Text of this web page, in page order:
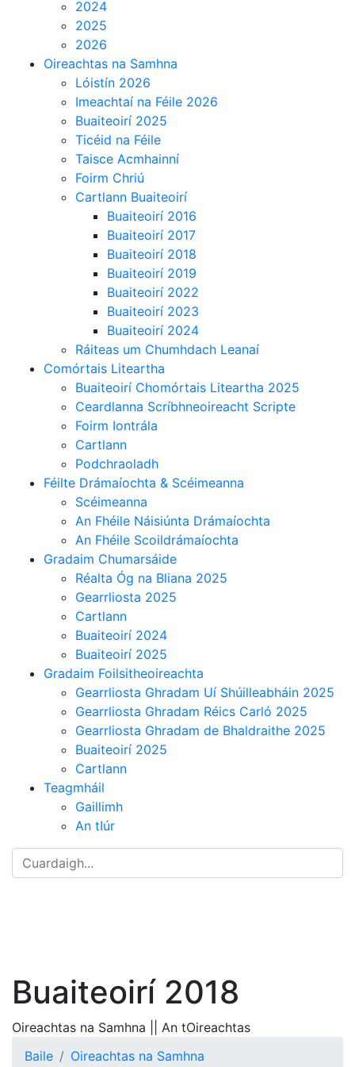
Lorem ipsum dolor sit amet,
consectetur adipisicing elit.
Assumenda, dolorum, vero ipsum
molestiae minima odio quo
voluptate illum excepturi quam cum
voluptates doloribus quae nisi
tempore necessitatibus dolores
ducimus enim libero eaque
explicabo suscipit animi at quaerat
aliquid ex expedita perspiciatis?
Saepe, aperiam, nam unde quas
beatae vero vitae nulla.
Dailymotion(Hosted Video Platform)
Lorem ipsum dolor sit amet,
consectetur adipisicing elit.
Assumenda, dolorum, vero ipsum
molestiae minima odio quo
voluptate illum excepturi quam cum
voluptates doloribus quae nisi
tempore necessitatibus dolores
ducimus enim libero eaque
explicabo suscipit animi at quaerat
aliquid ex expedita perspiciatis?
Saepe, aperiam, nam unde quas
beatae vero vitae nulla.
Facebook & Instagram
Lorem ipsum dolor sit amet,
consectetur adipisicing elit.
Assumenda, dolorum, vero ipsum
molestiae minima odio quo
voluptate illum excepturi quam cum
voluptates doloribus quae nisi
tempore necessitatibus dolores
ducimus enim libero eaque
explicabo suscipit animi at quaerat
aliquid ex expedita perspiciatis?
Saepe, aperiam, nam unde quas
beatae vero vitae nulla.
2024
2025
2026
Oireachtas na Samhna
Lóistín 2026
Imeachtaí na Féile 2026
Buaiteoirí 2025
Ticéid na Féile
Taisce Acmhainní
Foirm Chriú
Cartlann Buaiteoirí
Buaiteoirí 2016
Buaiteoirí 2017
Buaiteoirí 2018
Buaiteoirí 2019
Buaiteoirí 2022
Buaiteoirí 2023
Buaiteoirí 2024
Ráiteas um Chumhdach Leanaí
Comórtais Liteartha
Buaiteoirí Chomórtais Liteartha 2025
Ceardlanna Scríbhneoireacht Scripte
Foirm Iontrála
Cartlann
Podchraoladh
Féilte Drámaíochta & Scéimeanna
Scéimeanna
An Fhéile Náisiúnta Drámaíochta
An Fhéile Scoildrámaíochta
Gradaim Chumarsáide
Réalta Óg na Bliana 2025
Gearrliosta 2025
Cartlann
Buaiteoirí 2024
Buaiteoirí 2025
Gradaim Foilsitheoireachta
Gearrliosta Ghradam Uí Shúilleabháin 2025
Gearrliosta Ghradam Réics Carló 2025
Gearrliosta Ghradam de Bhaldraithe 2025
Buaiteoirí 2025
Cartlann
Teagmháil
Gaillimh
An tIúr
Buaiteoirí 2018
Oireachtas na Samhna || An tOireachtas
Baile
Oireachtas na Samhna